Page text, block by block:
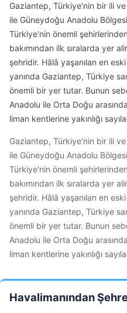
Gaziantep, Türkiye'nin bir ili
ile Güneydoğu Anadolu
Türkiye'nin önemli
bakımından ilk sıralarda yer
şehridir. Hâlâ yaşanılan en
yanında Gaziantep, Türkiye
önemli bir yer tutar. Bunun
Anadolu ile Orta Doğu
liman kentlerine yakınlığı
Gaziantep, Türkiye'nin bir ili
ile Güneydoğu Anadolu
Türkiye'nin önemli
bakımından ilk sıralarda yer
şehridir. Hâlâ yaşanılan en
yanında Gaziantep, Türkiye
önemli bir yer tutar. Bunun
Anadolu ile Orta Doğu
liman kentlerine yakınlığı
Havalimanından